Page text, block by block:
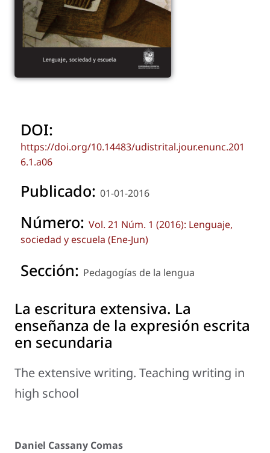
DOI:
https://doi.org/10.14483/udistrital.jour.enunc.201
6.1.a06
Publicado: 01-01-2016
Número: Vol. 21 Núm. 1 (2016): Lenguaje,
sociedad y escuela (Ene-Jun)
Sección: Pedagogías de la lengua
La escritura extensiva. La
enseñanza de la expresión escrita
en secundaria
The extensive writing. Teaching writing in
high school
Daniel Cassany Comas